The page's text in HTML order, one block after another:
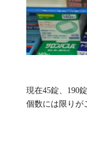
現在45錠、190
個数には限りが